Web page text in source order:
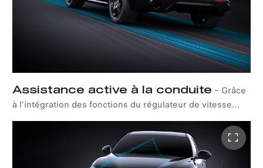
Assistance active à la conduite – Grâce
à l'intégration des fonctions du régulateur de vitesse
actif, l'assistance à la conduite aide le conducteur à
maintenir la distance appropriée avec le véhicule qui le
précède, tout en l'aidant à rester dans sa voie, que ce
soit en ville ou sur l'autoroute.